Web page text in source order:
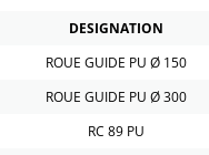
DESIGNATION
ROUE GUIDE PU Ø 150
ROUE GUIDE PU Ø 300
RC 89 PU